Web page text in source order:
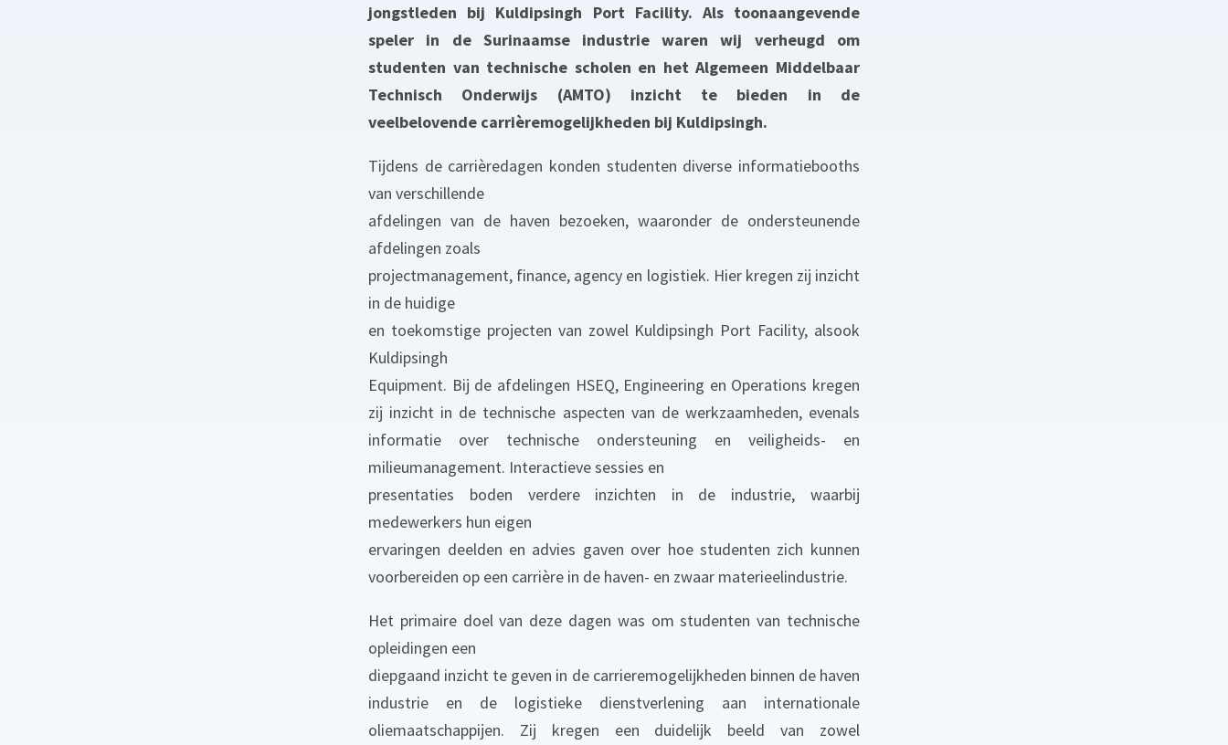
jongstleden bij Kuldipsingh Port Facility. Als toonaangevende
speler in de Surinaamse industrie waren wij verheugd om
studenten van technische scholen en het Algemeen Middelbaar
Technisch Onderwijs (AMTO) inzicht te bieden in de
veelbelovende carrièremogelijkheden bij Kuldipsingh.
Tijdens de carrièredagen konden studenten diverse informatiebooths
van verschillende
afdelingen van de haven bezoeken, waaronder de ondersteunende
afdelingen zoals
projectmanagement, finance, agency en logistiek. Hier kregen zij inzicht
in de huidige
en toekomstige projecten van zowel Kuldipsingh Port Facility, alsook
Kuldipsingh
Equipment. Bij de afdelingen HSEQ, Engineering en Operations kregen
zij inzicht in de technische aspecten van de werkzaamheden, evenals
informatie over technische ondersteuning en veiligheids- en
milieumanagement. Interactieve sessies en
presentaties boden verdere inzichten in de industrie, waarbij
medewerkers hun eigen
ervaringen deelden en advies gaven over hoe studenten zich kunnen
voorbereiden op een carrière in de haven- en zwaar materieelindustrie.
Het primaire doel van deze dagen was om studenten van technische
opleidingen een
diepgaand inzicht te geven in de carrieremogelijkheden binnen de haven
industrie en de logistieke dienstverlening aan internationale
oliemaatschappijen. Zij kregen een duidelijk beeld van zowel